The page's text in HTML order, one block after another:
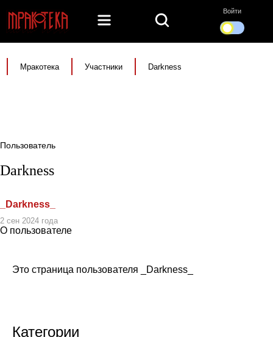
Войти
Мракотека Участники Darkness
Пользователь
Darkness
_Darkness_
2 сен 2024 года
О пользователе
Это страница пользователя _Darkness_
Категории